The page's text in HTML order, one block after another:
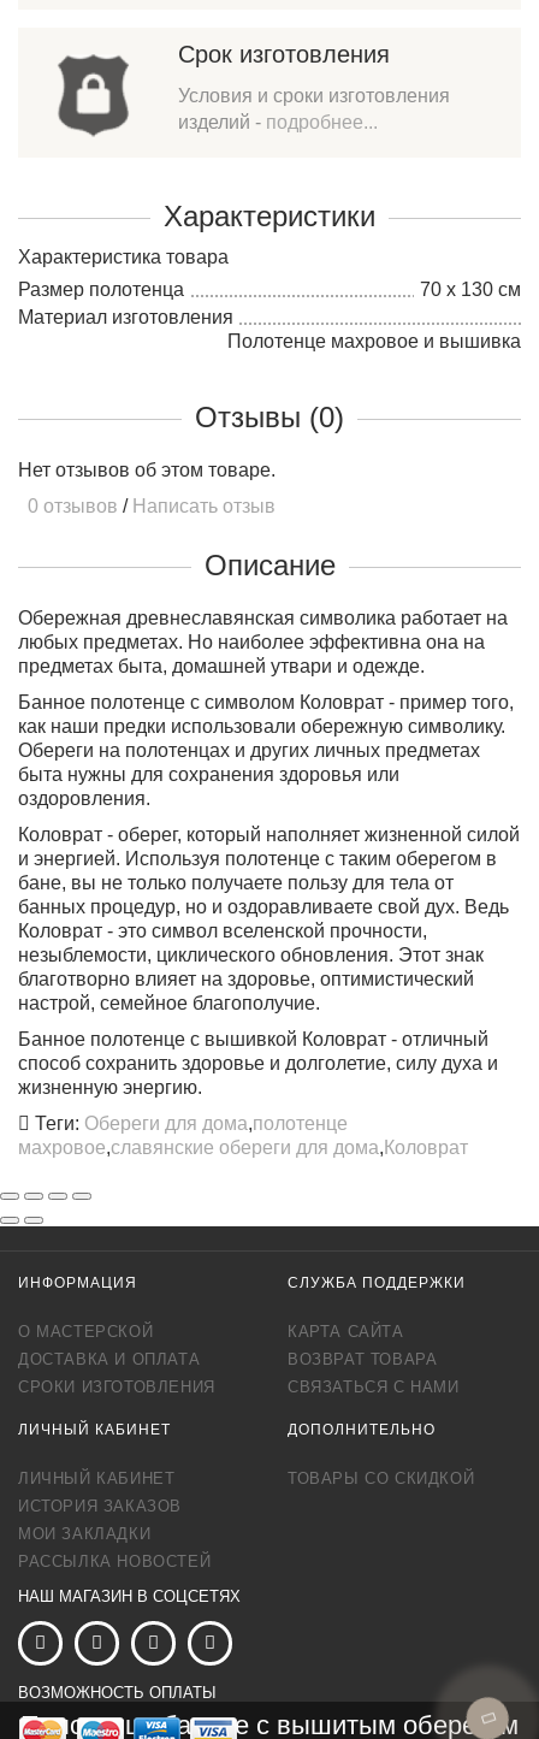
Срок изготовления
Условия и сроки изготовления
изделий - подробнее...
Характеристики
Характеристика товара
Размер полотенца
70 х 130 см
Материал изготовления
Полотенце махровое и вышивка
Отзывы (0)
Нет отзывов об этом товаре.
0 отзывов / Написать отзыв
Описание
Обережная древнеславянская символика работает на
любых предметах. Но наиболее эффективна она на
предметах быта, домашней утвари и одежде.
Банное полотенце с символом Коловрат - пример того,
как наши предки использовали обережную символику.
Обереги на полотенцах и других личных предметах
быта нужны для сохранения здоровья или
оздоровления.
Коловрат - оберег, который наполняет жизненной силой
и энергией. Используя полотенце с таким оберегом в
бане, вы не только получаете пользу для тела от
банных процедур, но и оздоравливаете свой дух. Ведь
Коловрат - это символ вселенской прочности,
незыблемости, циклического обновления. Этот знак
благотворно влияет на здоровье, оптимистический
настрой, семейное благополучие.
Банное полотенце с вышивкой Коловрат - отличный
способ сохранить здоровье и долголетие, силу духа и
жизненную энергию.
Теги: Обереги для дома,полотенце
махровое,славянские обереги для дома, Коловрат
Полотенце банное с вышитым оберегом
ИНФОРМАЦИЯ
О МАСТЕРСКОЙ
ДОСТАВКА И ОПЛАТА
СРОКИ ИЗГОТОВЛЕНИЯ
СЛУЖБА ПОДДЕРЖКИ
КАРТА САЙТА
ВОЗВРАТ ТОВАРА
СВЯЗАТЬСЯ С НАМИ
ЛИЧНЫЙ КАБИНЕТ
ЛИЧНЫЙ КАБИНЕТ
ИСТОРИЯ ЗАКАЗОВ
МОИ ЗАКЛАДКИ
РАССЫЛКА НОВОСТЕЙ
ДОПОЛНИТЕЛЬНО
ТОВАРЫ СО СКИДКОЙ
НАШ МАГАЗИН В СОЦСЕТЯХ
ВОЗМОЖНОСТЬ ОПЛАТЫ